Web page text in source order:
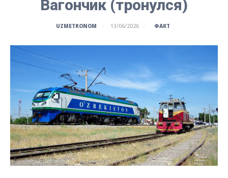
Вагончик (тронулся)
UZMETRONOM 13/06/2026 ФАКТ